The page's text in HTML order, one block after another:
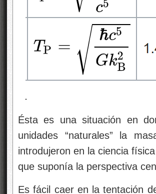
Ésta es una situación en
unidades “naturales” la
introdujeron en la ciencia
que suponía la perspectiva
Es fácil caer en la tentación